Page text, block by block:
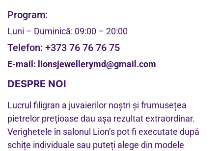
Program:
Luni – Duminică: 09:00 – 20:00
Telefon: +373 76 76 76 75
E-mail: lionsjewellerymd@gmail.com
DESPRE NOI
Lucrul filigran a juvaierilor noștri și frumusețea
pietrelor prețioase dau așa rezultat extraordinar.
Verighetele în salonul Lion’s pot fi executate după
schițe individuale sau puteți alege din modele